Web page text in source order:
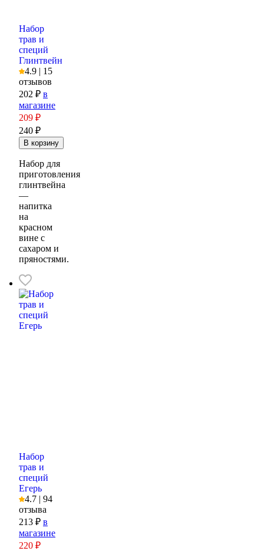
Набор
трав и
специй
Глинтвейн
4.9 | 15
отзывов
202 ₽ в
магазине
209 ₽
240 ₽
Набор для
приготовления
глинтвейна
—
напитка
на
красном
вине с
сахаром и
пряностями.
Набор
трав и
специй
Егерь
4.7 | 94
отзыва
213 ₽ в
магазине
220 ₽